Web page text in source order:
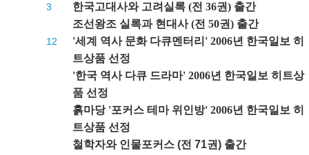
3
한국고대사와 고려실록 (전 36권) 출간
조선왕조 실록과 현대사 (전 50권) 출간
12
'세계 역사 문화 다큐멘터리' 2006년 한국일보 히
트상품 선정
'한국 역사 다큐 드라마' 2006년 한국일보 히트상
품 선정
흙마당 '포커스 테마 위인방' 2006년 한국일보 히
트상품 선정
철학자와 인물포커스 (전 71권) 출간